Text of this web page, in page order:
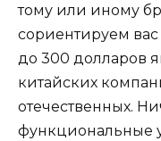
тому или иному
сориентируем
до 300 долларов
китайских
отечественных.
функциональные